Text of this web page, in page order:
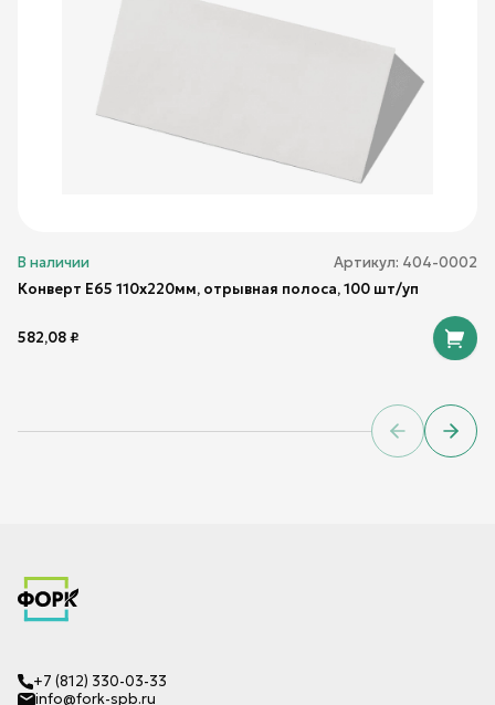
В наличии Артикул: 404-0002
Конверт Е65 110х220мм, отрывная полоса, 100 шт/уп
582,08₽
Previous
Next
+7 (812) 330-03-33
info@fork-spb.ru